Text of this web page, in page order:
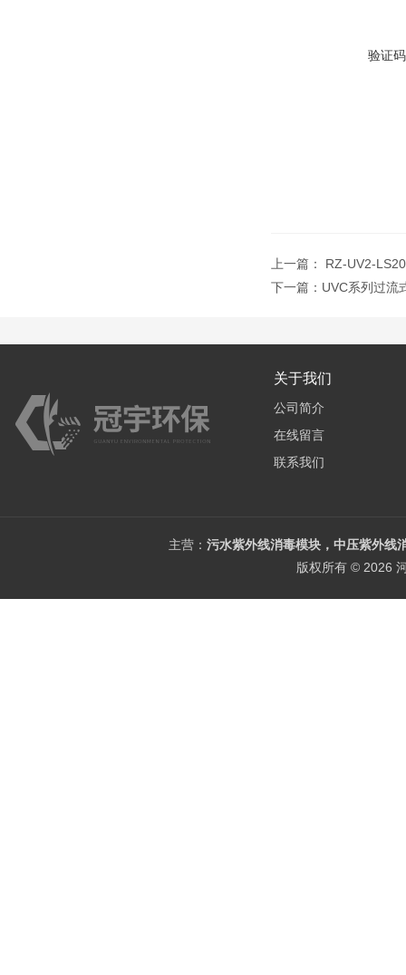
验证
上一篇： RZ-UV2-
下一篇： UVC系列过流
关于我们
公司简介
在线留言
联系我们
主营： 污水紫外线消毒模块，中压紫外线
版权所有 © 2026